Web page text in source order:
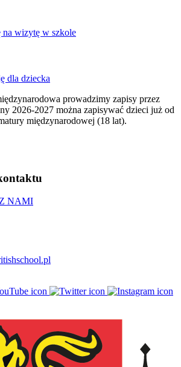
na wizytę w szkole
dla dziecka
prowadzimy zapisy przez
2026-2027 można zapisywać dzieci już od
międzynarodowej (18 lat).
NAMI